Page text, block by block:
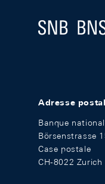
Logo
Adresse
Banque
Börsenstrasse
Case postale
CH-8022 Zurich